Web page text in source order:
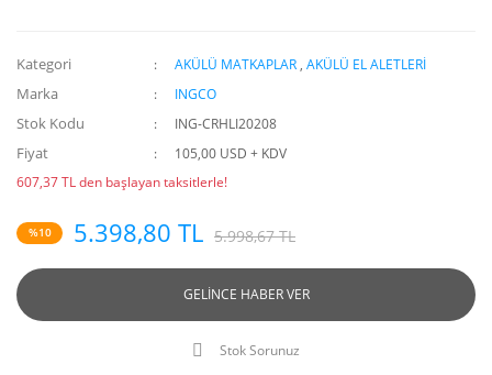
Kategori AKÜLÜ MATKAPLAR ,AKÜLÜ EL ALETLERİ
Marka INGCO
Stok Kodu ING-CRHLI20208
Fiyat
105,00 USD + KDV
607,37 TL den başlayan taksitlerle!
%10 5.398,80 TL 5.998,67 TL
GELİNCE HABER VER
Stok Sorunuz